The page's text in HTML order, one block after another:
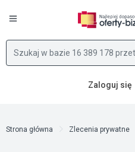
Zaloguj się
Strona główna Zlecenia prywatne